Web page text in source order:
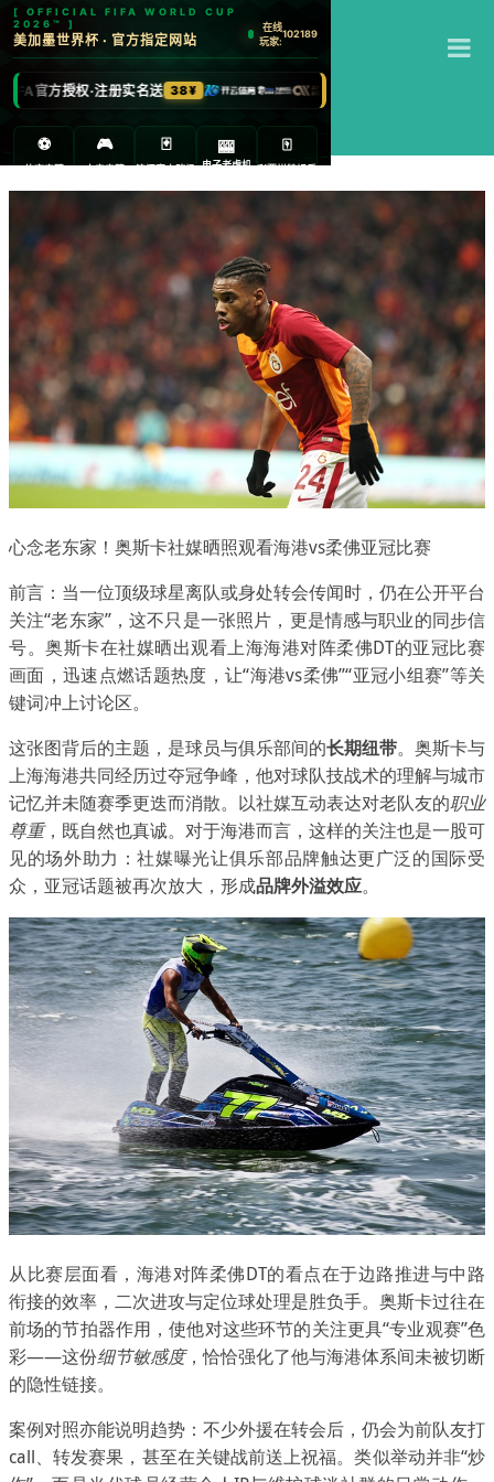
江南体育
心念老东家！奥斯卡社媒晒照观看海港vs柔佛亚冠比赛
前言：当一位顶级球星离队或身处转会传闻时，仍在公开平台
关注“老东家”，这不只是一张照片，更是情感与职业的同步信
号。奥斯卡在社媒晒出观看上海海港对阵柔佛DT的亚冠比赛
画面，迅速点燃话题热度，让“海港vs柔佛”“亚冠小组赛”等关
键词冲上讨论区。
这张图背后的主题，是球员与俱乐部间的长期纽带。奥斯卡与
上海海港共同经历过夺冠争峰，他对球队技战术的理解与城市
记忆并未随赛季更迭而消散。以社媒互动表达对老队友的职业
尊重，既自然也真诚。对于海港而言，这样的关注也是一股可
见的场外助力：社媒曝光让俱乐部品牌触达更广泛的国际受
众，亚冠话题被再次放大，形成品牌外溢效应。
从比赛层面看，海港对阵柔佛DT的看点在于边路推进与中路
衔接的效率，二次进攻与定位球处理是胜负手。奥斯卡过往在
前场的节拍器作用，使他对这些环节的关注更具“专业观赛”色
彩——这份细节敏感度，恰恰强化了他与海港体系间未被切断
的隐性链接。
案例对照亦能说明趋势：不少外援在转会后，仍会为前队友打
call、转发赛果，甚至在关键战前送上祝福。类似举动并非“炒